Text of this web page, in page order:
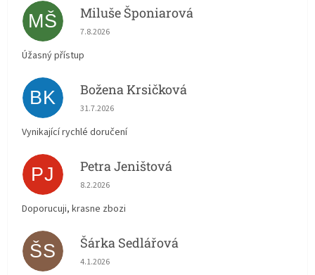
MŠ Miluše Šponiarová
Hodnocení obchodu je 5 z 5 hvězdiček.
7.8.2026
Úžasný přístup
BK Božena Krsičková
Hodnocení obchodu je 5 z 5 hvězdiček.
31.7.2026
Vynikající rychlé doručení
PJ Petra Jeništová
Hodnocení obchodu je 5 z 5 hvězdiček.
8.2.2026
Doporucuji, krasne zbozi
ŠS Šárka Sedlářová
Hodnocení obchodu je 5 z 5 hvězdiček.
4.1.2026